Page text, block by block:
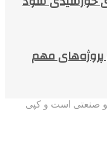
پروژه‌های مهم
صنعتی است و کپی